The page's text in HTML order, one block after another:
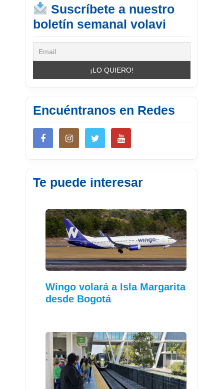
Suscríbete a nuestro
boletín semanal volavi
Encuéntranos en Redes
Te puede interesar
Wingo volará a Isla Margarita
desde Bogotá